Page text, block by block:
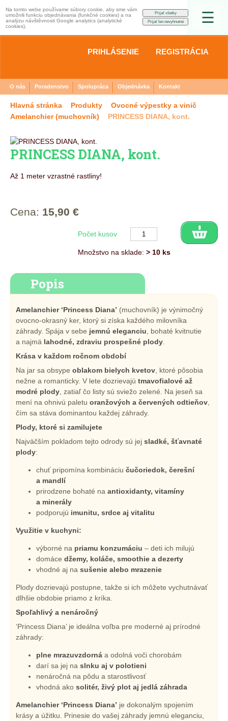
Na tomto webe používame súbory cookie, aby sme vám
umožnili funkciu objednávania (funkčné cookies) a na
analýzu návštěvnosti Google analytics (analytické
cookies).
☰
O nás Poradenstvo Spolupráca Objednávka Kontakt
PRIHLÁSENIE REGISTRÁCIA
Hlavná stránka Produkty
Ovocné výpestky a vinič
Amelanchier (muchovník)
PRINCESS DIANA, kont.
PRINCESS DIANA, kont.
Až 1 meter vzrastné rastliny!
Cena: 15,90 €
Počet kusov
Množstvo na sklade: > 10 ks
Popis
Amelanchier ‘Princess Diana’ (muchovník) je výnimočný
ovocno-okrasný ker, ktorý si získa každého milovníka
záhrady. Spája v sebe jemnú eleganciu , bohaté kvitnutie
a najmä lahodné, zdraviu prospešné plody
Krása v každom ročnom období
Na jar sa obsype oblakom bielych kvetov , ktoré pôsobia
nežne a romanticky. V lete dozrievajú tmavofialové až
modré plody , zatiaľ čo listy sú sviežo zelené. Na jeseň sa
mení na ohnivú paletu oranžových a červených odtieňov
čím sa stáva dominantou každej záhrady.
Plody, ktoré si zamilujete
Najväčším pokladom tejto odrody sú jej sladké, šťavnaté
plody:
chuť pripomína kombináciu čučoriedok, čerešní
a mandlí
prirodzene bohaté na antioxidanty, vitamíny
a minerály
podporujú imunitu, srdce aj vitalitu
Využitie v kuchyni:
výborné na priamu konzumáciu – deti ich milujú
domáce džemy, koláče, smoothie a dezerty
vhodné aj na sušenie alebo mrazenie
Plody dozrievajú postupne, takže si ich môžete vychutnávať
dlhšie obdobie priamo z kríka.
Spoľahlivý a nenáročný
‘Princess Diana’ je ideálna voľba pre moderné aj prírodné
záhrady:
plne mrazuvzdorná a odolná voči chorobám
darí sa jej na slnku aj v polotieni
nenáročná na pôdu a starostlivosť
vhodná ako solitér, živý plot aj jedlá záhrada
Amelanchier ‘Princess Diana’ je dokonalým spojením
krásy a úžitku. Prinesie do vašej záhrady jemnú eleganciu,